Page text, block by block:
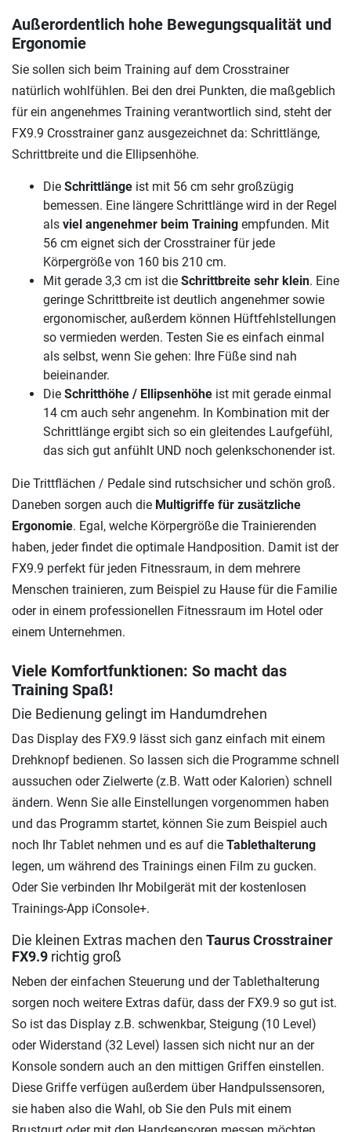
Außerordentlich hohe Bewegungsqualität und
Ergonomie
Sie sollen sich beim Training auf dem Crosstrainer
natürlich wohlfühlen. Bei den drei Punkten, die maßgeblich
für ein angenehmes Training verantwortlich sind, steht der
FX9.9 Crosstrainer ganz ausgezeichnet da: Schrittlänge,
Schrittbreite und die Ellipsenhöhe.
Die Schrittlänge ist mit 56 cm sehr großzügig
bemessen. Eine längere Schrittlänge wird in der Regel
als viel angenehmer beim Training empfunden. Mit
56 cm eignet sich der Crosstrainer für jede
Körpergröße von 160 bis 210 cm.
Mit gerade 3,3 cm ist die Schrittbreite sehr klein. Eine
geringe Schrittbreite ist deutlich angenehmer sowie
ergonomischer, außerdem können Hüftfehlstellungen
so vermieden werden. Testen Sie es einfach einmal
als selbst, wenn Sie gehen: Ihre Füße sind nah
beieinander.
Die Schritthöhe / Ellipsenhöhe ist mit gerade einmal
14 cm auch sehr angenehm. In Kombination mit der
Schrittlänge ergibt sich so ein gleitendes Laufgefühl,
das sich gut anfühlt UND noch gelenkschonender ist.
Die Trittflächen / Pedale sind rutschsicher und schön groß.
Daneben sorgen auch die Multigriffe für zusätzliche
Ergonomie. Egal, welche Körpergröße die Trainierenden
haben, jeder findet die optimale Handposition. Damit ist der
FX9.9 perfekt für jeden Fitnessraum, in dem mehrere
Menschen trainieren, zum Beispiel zu Hause für die Familie
oder in einem professionellen Fitnessraum im Hotel oder
einem Unternehmen.
Viele Komfortfunktionen: So macht das
Training Spaß!
Die Bedienung gelingt im Handumdrehen
Das Display des FX9.9 lässt sich ganz einfach mit einem
Drehknopf bedienen. So lassen sich die Programme schnell
aussuchen oder Zielwerte (z.B. Watt oder Kalorien) schnell
ändern. Wenn Sie alle Einstellungen vorgenommen haben
und das Programm startet, können Sie zum Beispiel auch
noch Ihr Tablet nehmen und es auf die Tablethalterung
legen, um während des Trainings einen Film zu gucken.
Oder Sie verbinden Ihr Mobilgerät mit der kostenlosen
Trainings-App iConsole+.
Die kleinen Extras machen den Taurus Crosstrainer
FX9.9 richtig groß
Neben der einfachen Steuerung und der Tablethalterung
sorgen noch weitere Extras dafür, dass der FX9.9 so gut ist.
So ist das Display z.B. schwenkbar, Steigung (10 Level)
oder Widerstand (32 Level) lassen sich nicht nur an der
Konsole sondern auch an den mittigen Griffen einstellen.
Diese Griffe verfügen außerdem über Handpulssensoren,
sie haben also die Wahl, ob Sie den Puls mit einem